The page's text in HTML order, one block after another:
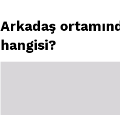
Arkadaş
hangisi?